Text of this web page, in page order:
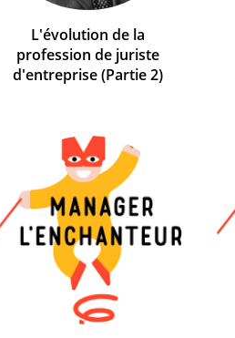
L'évolution de la
profession de juriste
d'entreprise (Partie 2)